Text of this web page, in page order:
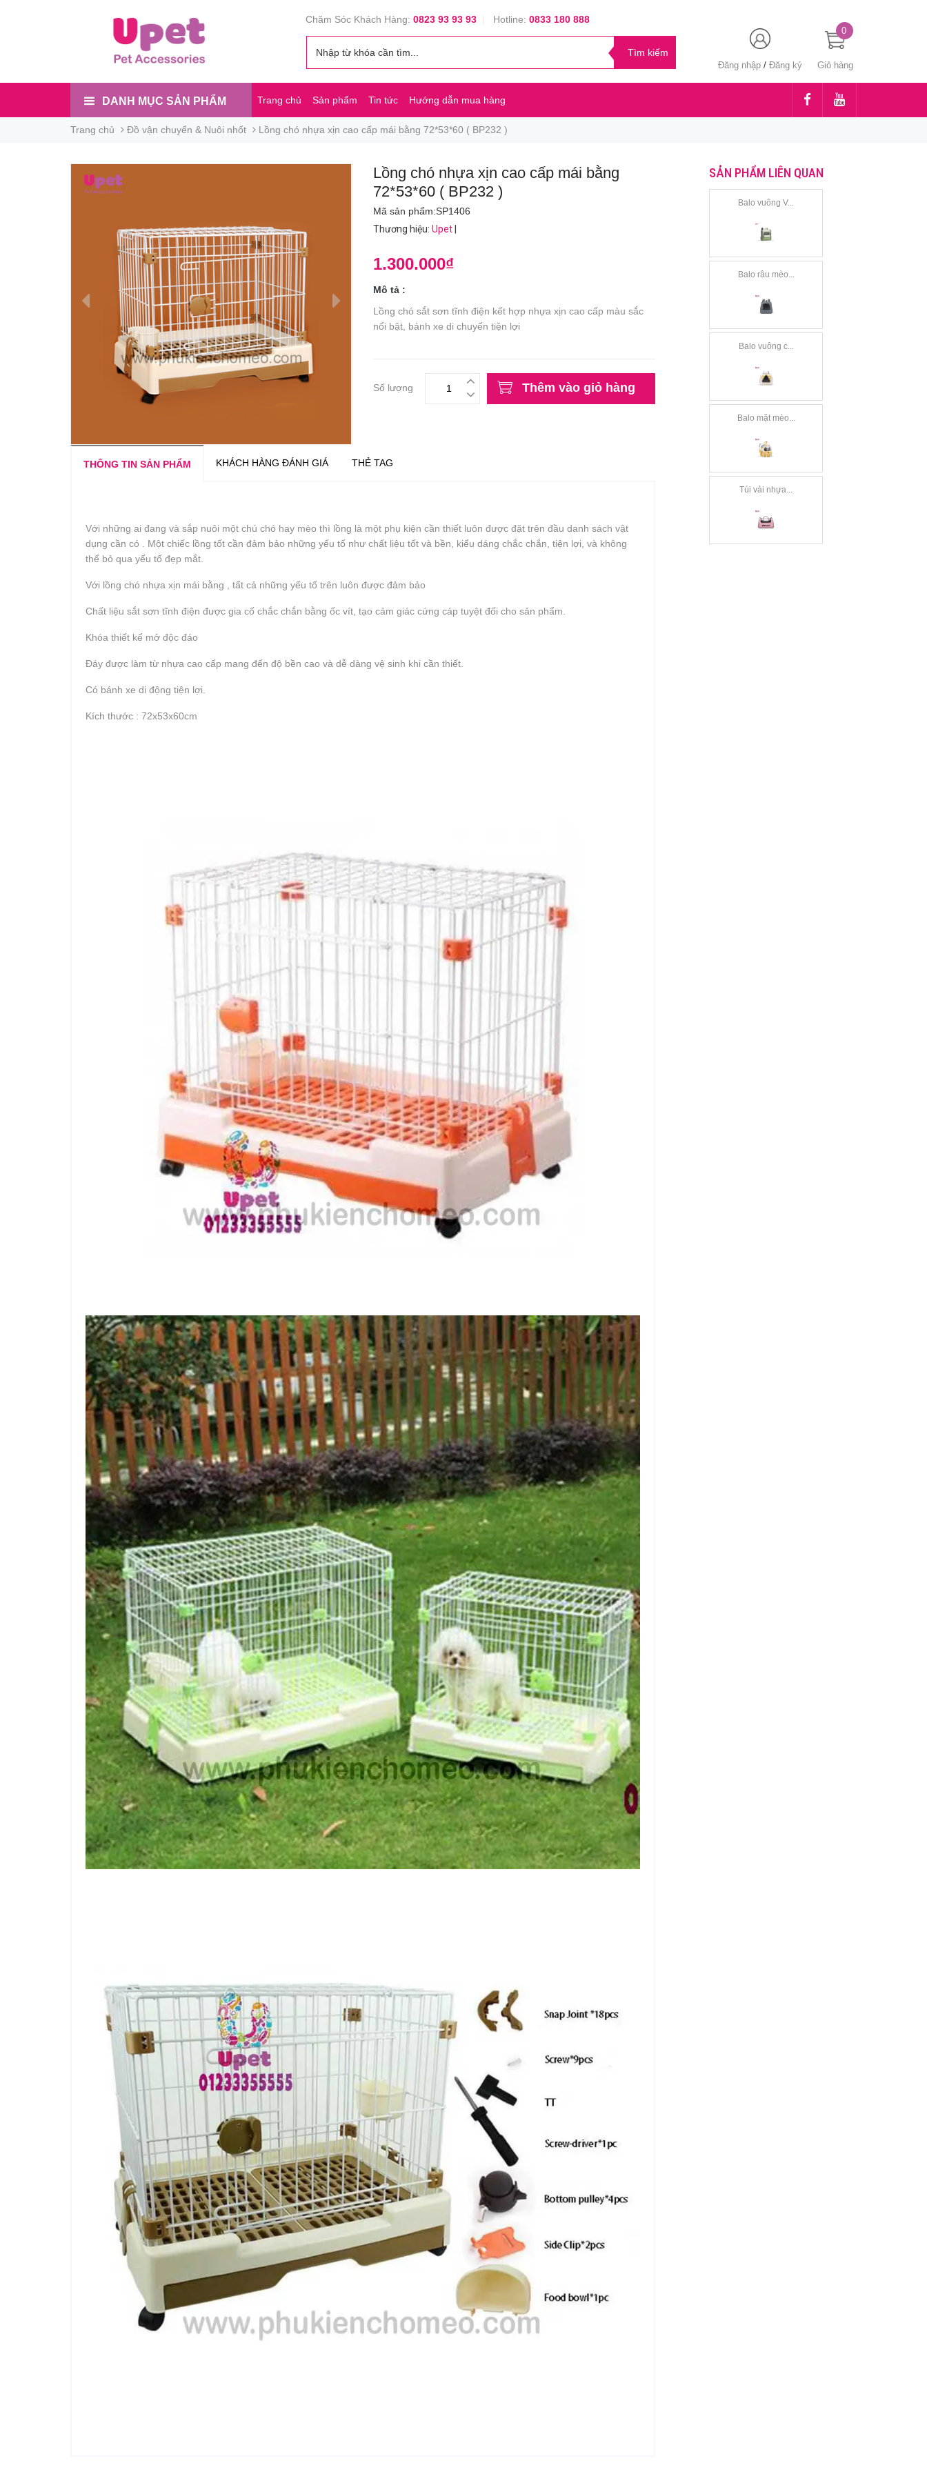
Chăm Sóc Khách Hàng: 0823 93 93 93| Hotline: 0833 180 888
Đăng nhập / Đăng ký Giỏ hàng
0
DANH MỤC SẢN PHẨM Trang chủ Sản phẩm Tin tức Hướng dẫn mua hàng
Trang chủ Đồ vận chuyển & Nuôi nhốt Lồng chó nhựa xịn cao cấp mái bằng 72*53*60 ( BP232 )
Lồng chó nhựa xịn cao cấp mái bằng
72*53*60 ( BP232 )
Mã sản phẩm:SP1406
Thương hiệu: Upet
1.300.000₫
Mô tả :
Lồng chó sắt sơn tĩnh điện kết hợp nhựa xịn cao cấp màu sắc
nổi bật, bánh xe di chuyển tiện lợi
Số lượng Thêm vào giỏ hàng
THÔNG TIN SẢN PHẨM KHÁCH HÀNG ĐÁNH GIÁ THẺ TAG
Với những ai đang và sắp nuôi một chú chó hay mèo thì lồng là một phụ kiện cần thiết luôn được đặt trên đầu danh sách vật
dụng cần có . Một chiếc lồng tốt cần đảm bảo những yếu tố như chất liệu tốt và bền, kiểu dáng chắc chắn, tiện lợi, và không
thể bỏ qua yếu tố đẹp mắt.
Với lồng chó nhựa xịn mái bằng , tất cả những yếu tố trên luôn được đảm bảo
Chất liệu sắt sơn tĩnh điện được gia cố chắc chắn bằng ốc vít, tạo cảm giác cứng cáp tuyệt đối cho sản phẩm.
Khóa thiết kế mở độc đáo
Đáy được làm từ nhựa cao cấp mang đến độ bền cao và dễ dàng vệ sinh khi cần thiết.
Có bánh xe di động tiện lợi.
Kích thước : 72x53x60cm
SẢN PHẨM LIÊN QUAN
Balo vuông V...
Balo râu mèo...
Balo vuông c...
Balo mặt mèo...
Túi vải nhựa...